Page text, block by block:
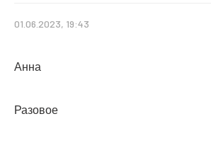
01.06.2023, 19:43
Анна
Разовое